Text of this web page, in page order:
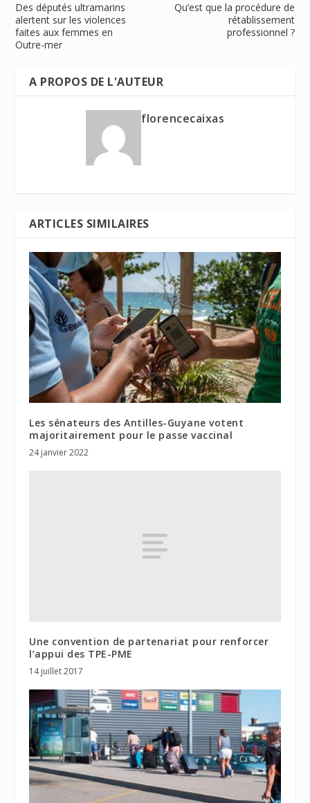
Des députés ultramarins
alertent sur les violences
faites aux femmes en
Outre-mer
Qu’est que la procédure de
rétablissement
professionnel ?
A PROPOS DE L'AUTEUR
florencecaixas
ARTICLES SIMILAIRES
Les sénateurs des Antilles-Guyane votent
majoritairement pour le passe vaccinal
24 janvier 2022
Une convention de partenariat pour renforcer
l’appui des TPE-PME
14 juillet 2017